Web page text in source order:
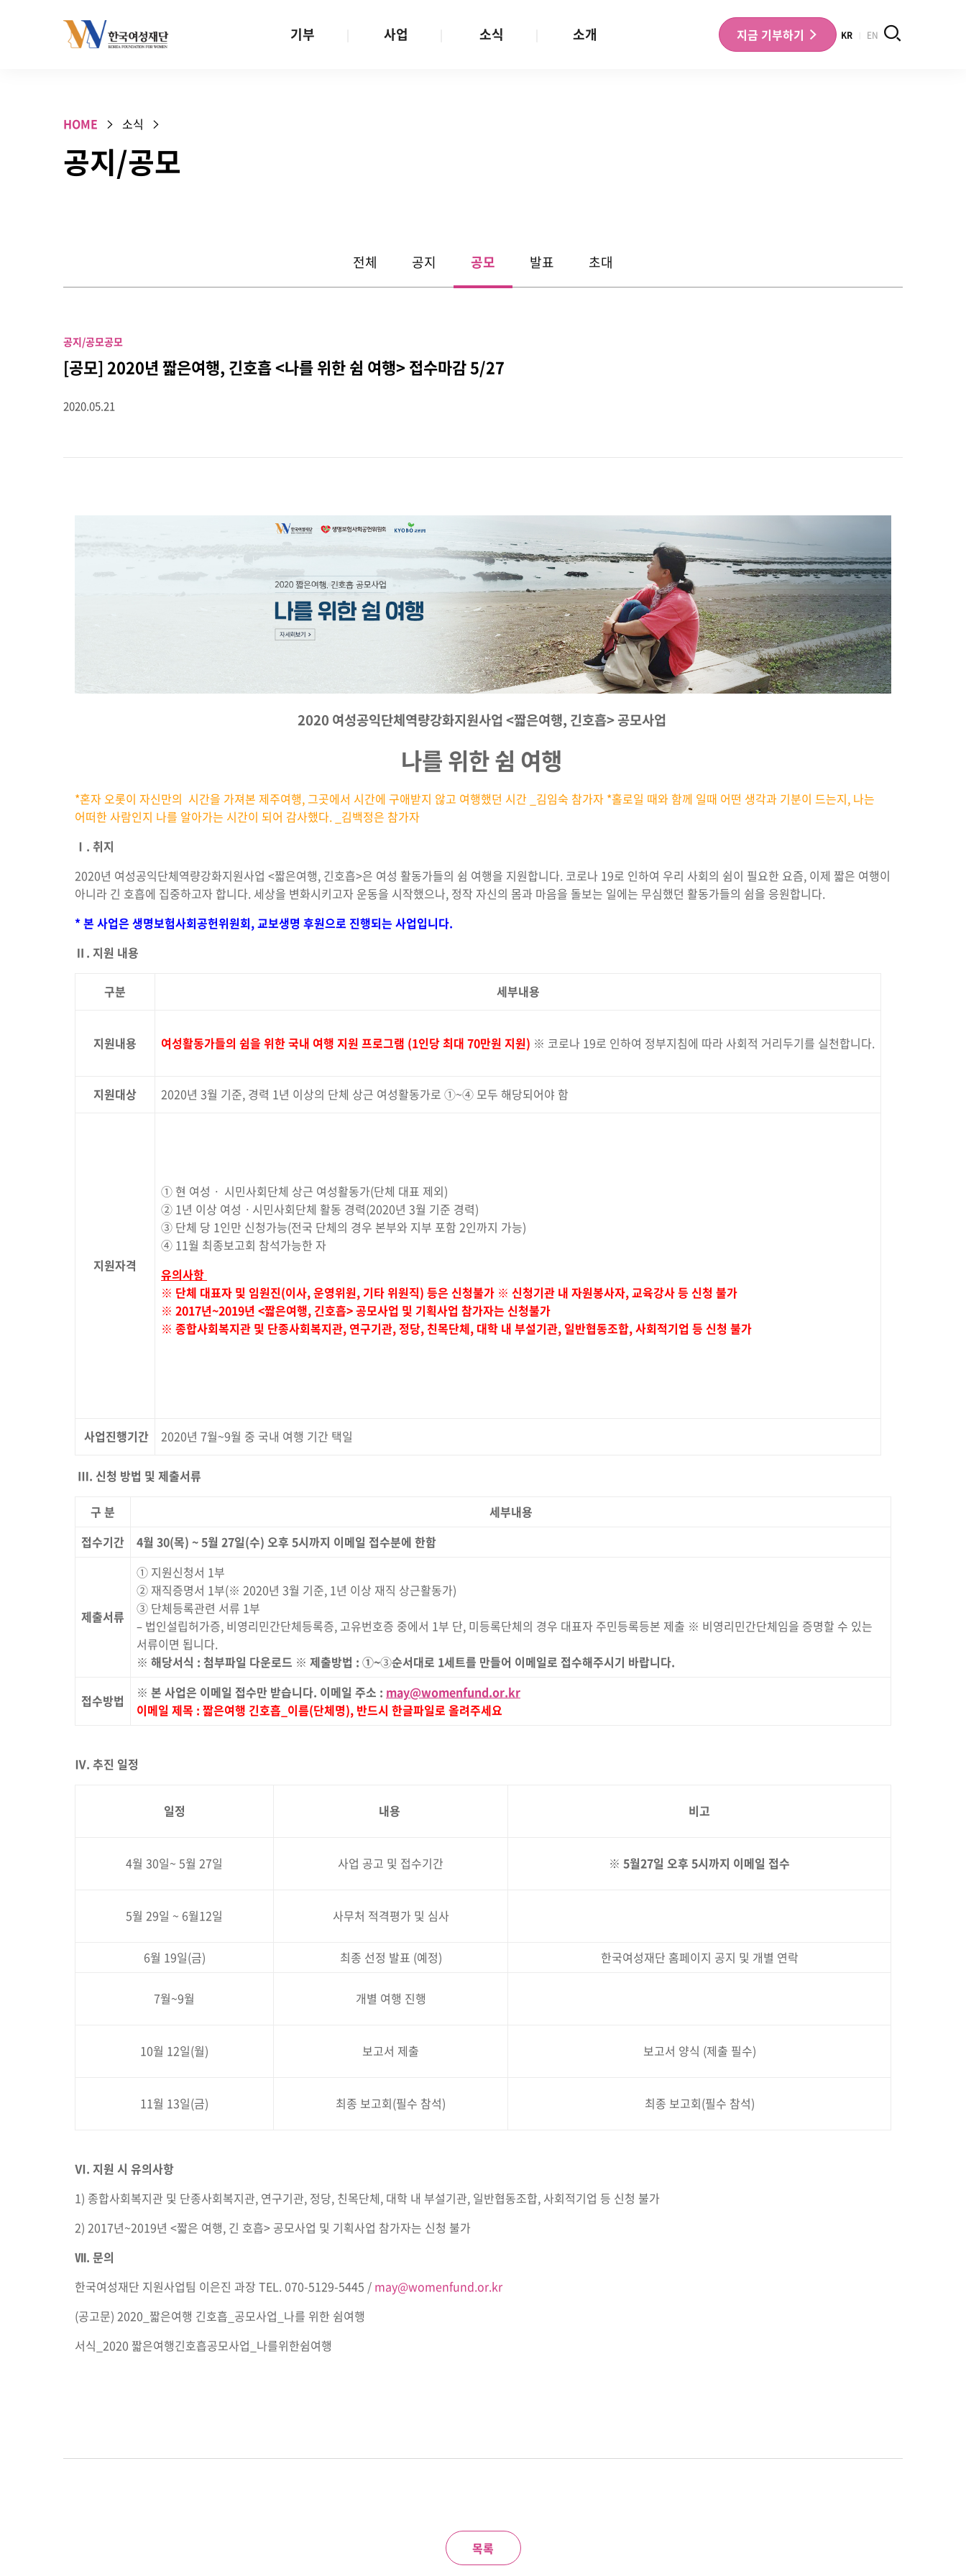
기부 사업 소식 소개 지금 기부하기 KR EN
HOME 소식
공지/공모
전체 공지 공모 발표 초대
공지/공모공모
[공모] 2020년 짧은여행, 긴호흡 <나를 위한 쉼 여행> 접수마감 5/27
2020.05.21
2020 여성공익단체역량강화지원사업<짧은여행, 긴호흡> 공모사업
나를 위한 쉼 여행
*혼자 오롯이 자신만의 시간을 가져본 제주여행, 그곳에서 시간에 구애받지 않고 여행했던 시간 _김임숙 참가자 *홀로일 때와 함께 일때 어떤 생각과 기분이 드는지, 나는
어떠한 사람인지 나를 알아가는 시간이 되어 감사했다. _김백정은 참가자
Ⅰ . 취지
2020년 여성공익단체역량강화지원사업 <짧은여행, 긴호흡>은 여성 활동가들의 쉼 여행을 지원합니다. 코로나 19로 인하여 우리 사회의 쉼이 필요한 요즘, 이제 짧은 여행이
아니라 긴 호흡에 집중하고자 합니다. 세상을 변화시키고자 운동을 시작했으나, 정작 자신의 몸과 마음을 돌보는 일에는 무심했던 활동가들의 쉼을 응원합니다.
* 본 사업은 생명보험사회공헌위원회, 교보생명 후원으로 진행되는 사업입니다.
Ⅱ . 지원 내용
구분 세부내용
지원내용 여성활동가들의 쉼을 위한 국내 여행 지원 프로그램 (1인당 최대 70만원 지원) ※ 코로나 19로 인하여 정부지침에 따라 사회적 거리두기를 실천합니다.
지원대상 2020년 3월 기준, 경력 1년 이상의 단체 상근 여성활동가로 ①~④ 모두 해당되어야 함
지원자격
① 현 여성ㆍ 시민사회단체 상근 여성활동가(단체 대표 제외)
② 1년 이상 여성ㆍ시민사회단체 활동 경력(2020년 3월 기준 경력)
③ 단체 당 1인만 신청가능(전국 단체의 경우 본부와 지부 포함 2인까지 가능)
④ 11월 최종보고회 참석가능한 자
유의사항
※ 단체 대표자 및 임원진(이사, 운영위원, 기타 위원직) 등은 신청불가 ※ 신청기관 내 자원봉사자, 교육강사 등 신청 불가
※ 2017년~2019년 <짧은여행, 긴호흡> 공모사업 및 기획사업 참가자는 신청불가
※ 종합사회복지관 및 단종사회복지관, 연구기관, 정당, 친목단체, 대학 내 부설기관, 일반협동조합, 사회적기업 등 신청 불가
사업진행기간 2020년 7월~9월 중 국내 여행 기간 택일
Ⅲ. 신청 방법 및 제출서류
구 분
세부내용
접수기간
4월 30(목) ~ 5월 27일(수) 오후 5시까지 이메일 접수분에 한함
제출서류
① 지원신청서 1부
② 재직증명서 1부(※ 2020년 3월 기준, 1년 이상 재직 상근활동가)
③ 단체등록관련 서류 1부
– 법인설립허가증, 비영리민간단체등록증, 고유번호증 중에서 1부 단, 미등록단체의 경우 대표자 주민등록등본 제출 ※ 비영리민간단체임을 증명할 수 있는
서류이면 됩니다.
※ 해당서식 : 첨부파일 다운로드 ※ 제출방법 : ①~③순서대로 1세트를 만들어 이메일로 접수해주시기 바랍니다.
접수방법 ※ 본 사업은 이메일 접수만 받습니다. 이메일 주소 : may@womenfund.or.kr
이메일 제목 : 짧은여행 긴호흡 이름(단체명), 반드시 한글파일로 올려주세요
Ⅳ. 추진 일정
일정 내용 비고
4월 30일~ 5월 27일 사업 공고 및 접수기간 ※ 5월27일 오후 5시까지 이메일 접수
5월 29일 ~ 6월12일 사무처 적격평가 및 심사
6월 19일(금) 최종 선정 발표 (예정) 한국여성재단 홈페이지 공지 및 개별 연락
7월~9월 개별 여행 진행
10월 12일(월) 보고서 제출 보고서 양식 (제출 필수)
11월 13일(금) 최종 보고회(필수 참석) 최종 보고회(필수 참석)
Ⅵ. 지원 시 유의사항
1) 종합사회복지관 및 단종사회복지관, 연구기관, 정당, 친목단체, 대학 내 부설기관, 일반협동조합, 사회적기업 등 신청 불가
2) 2017년~2019년 <짧은 여행, 긴 호흡> 공모사업 및 기획사업 참가자는 신청 불가
Ⅶ. 문의
한국여성재단 지원사업팀 이은진 과장 TEL. 070-5129-5445 / may@womenfund.or.kr
(공고문) 2020_짧은여행 긴호흡_공모사업_나를 위한 쉼여행
서식_2020 짧은여행긴호흡공모사업_나를위한쉼여행
목록